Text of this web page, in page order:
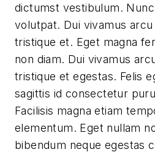
dictumst vestibulum.
volutpat. Dui vivamus
tristique et. Eget magna
non diam. Dui vivamus
tristique et egestas. Felis
sagittis id consectetur
Facilisis magna etiam
elementum. Eget nullam
bibendum neque egestas